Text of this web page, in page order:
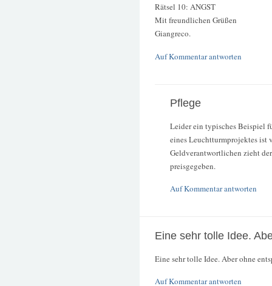
Rätsel 10: ANGST
Mit freundlichen Grüßen
Giangreco.
Auf Kommentar antworten
Pflege
Leider ein typisches Beispiel
eines Leuchtturmprojektes ist
Geldverantwortlichen zieht
preisgegeben.
Auf Kommentar antworten
Eine sehr tolle Idee.
Eine sehr tolle Idee. Aber ohne
Auf Kommentar antworten